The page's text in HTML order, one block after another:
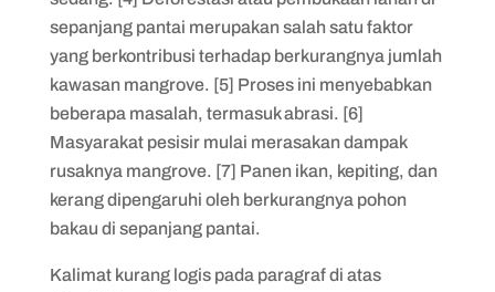
sepanjang pantai merupakan salah satu faktor
yang berkontribusi terhadap berkurangnya jumlah
kawasan mangrove. [5] Proses ini menyebabkan
beberapa masalah, termasuk abrasi. [6]
Masyarakat pesisir mulai merasakan dampak
rusaknya mangrove. [7] Panen ikan, kepiting, dan
kerang dipengaruhi oleh berkurangnya pohon
bakau di sepanjang pantai.
Kalimat kurang logis pada paragraf di atas